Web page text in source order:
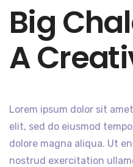
Big
A
Lorem ipsum dolor sit
elit, sed do eiusmod
dolore magna aliqua. Ut
nostrud exercitation